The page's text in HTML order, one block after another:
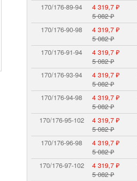
170/176-89-94
5 082 ₽
4 319,7 ₽
170/176-90-98
5 082 ₽
4 319,7 ₽
170/176-91-94
5 082 ₽
4 319,7 ₽
170/176-93-94
5 082 ₽
4 319,7 ₽
170/176-94-98
5 082 ₽
4 319,7 ₽
170/176-95-102
5 082 ₽
4 319,7 ₽
170/176-96-98
5 082 ₽
4 319,7 ₽
170/176-97-102
5 082 ₽
4 319,7 ₽